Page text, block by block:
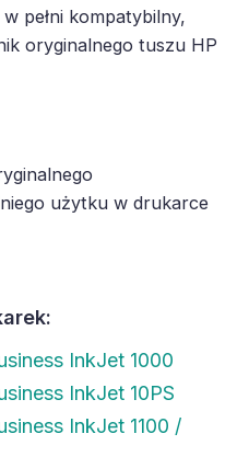
pełni kompatybilny,
oryginalnego tuszu HP
użytku w drukarce
InkJet 1000
InkJet 10PS
InkJet 1100 /